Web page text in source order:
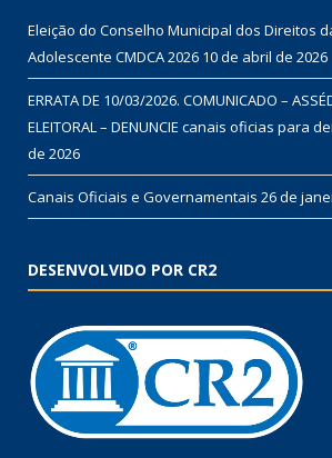
Eleição do Conselho Municipal dos Direitos
Adolescente CMDCA 2026 10 de abril de 2026
ERRATA DE 10/03/2026. COMUNICADO –
ELEITORAL – DENUNCIE canais oficias para
de 2026
Canais Oficiais e Governamentais 26 de
DESENVOLVIDO POR CR2